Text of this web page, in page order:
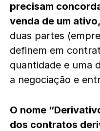
precisam
venda de um
duas partes
definem em
quantidade e uma
a negociação e
O nome
dos contratos